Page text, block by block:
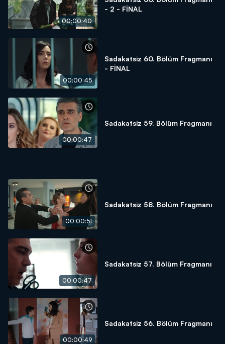
00:00:40
- 2 - FİNAL
00:00:45
Sadakatsiz 60. Bölüm Fragmanı
- FİNAL
00:00:47
Sadakatsiz 59. Bölüm Fragmanı
00:00:51
Sadakatsiz 58. Bölüm Fragmanı
00:00:47
Sadakatsiz 57. Bölüm Fragmanı
00:00:49
Sadakatsiz 56. Bölüm Fragmanı